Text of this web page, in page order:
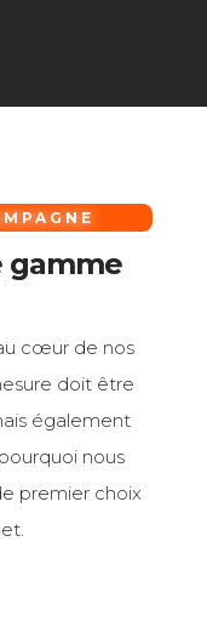
gamme
cœur de nos
doit être
également
nous
premier choix